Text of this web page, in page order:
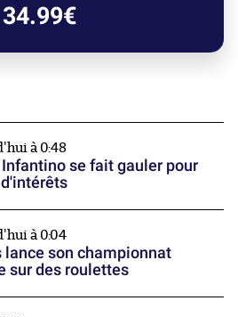
34.99€
à 0:48
se fait gauler pour
à 0:04
lance son championnat
sur des roulettes